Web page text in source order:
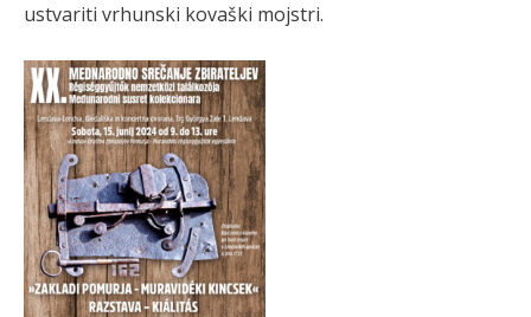
ustvariti vrhunski kovaški mojstri.